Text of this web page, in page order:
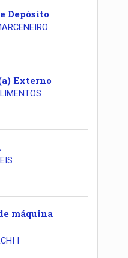
Depósito
Externo
máquina
I